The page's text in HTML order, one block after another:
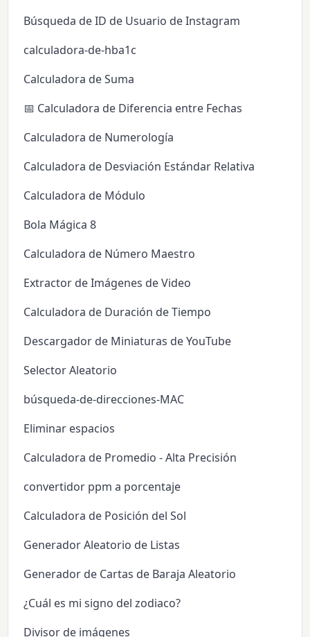
Búsqueda de ID de Usuario de Instagram
calculadora-de-hba1c
Calculadora de Suma
📅 Calculadora de Diferencia entre Fechas
Calculadora de Numerología
Calculadora de Desviación Estándar Relativa
Calculadora de Módulo
Bola Mágica 8
Calculadora de Número Maestro
Extractor de Imágenes de Video
Calculadora de Duración de Tiempo
Descargador de Miniaturas de YouTube
Selector Aleatorio
búsqueda-de-direcciones-MAC
Eliminar espacios
Calculadora de Promedio - Alta Precisión
convertidor ppm a porcentaje
Calculadora de Posición del Sol
Generador Aleatorio de Listas
Generador de Cartas de Baraja Aleatorio
¿Cuál es mi signo del zodiaco?
Divisor de imágenes